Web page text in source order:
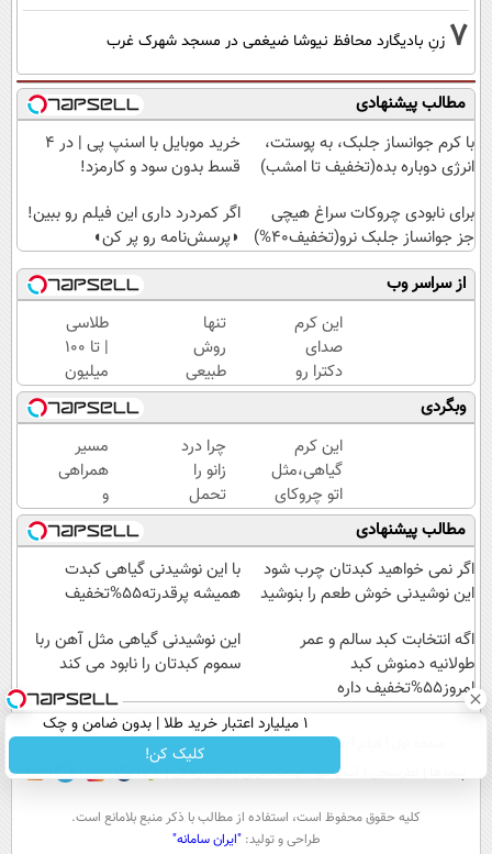
7 زنِ بادیگارد محافظ نیوشا ضیغمی در مسجد شهرک غرب
مطالب پیشنهادی
با کرم جوانساز جلبک، به پوستت،
انرژی دوباره بده(تخفیف تا امشب)
خرید موبایل با اسنپ پی | در ۴
قسط بدون سود و کارمزد!
برای نابودی چروکات سراغ هیچی
جز جوانساز جلبک نرو(تخفیف40%)
اگر کمردرد داری این فیلم رو ببین!
◗پرسش‌نامه رو پر کن◖
از سراسر وب
این کرم
صدای
دکترا رو
در اورده
😳
چون
دیگه
نیازی
نداری
بوتاکس
کنی!!!
تنها
روش
طبیعی
که
پوستت
رو
بصورت
عمقی
ابرسانی
و نرم
میکنه
طلاسی
| تا 100
میلیون
وام
آنی
خرید
طلا💰
ثبت
نام
کن!
وبگردی
این کرم
گیاهی،مثل
اتو چروکای
پوستتوصاف
میکنه!50%تخفیف
چرا درد
زانو را
تحمل
می‌کنی؟
خیلی
ساده
درمنزل
کن
مسیر
همراهی
و
گزارش
عملکرد
گروه
اسنپ
۱۴۰۴
مطالب پیشنهادی
اگر نمی خواهید کبدتان چرب شود
این نوشیدنی خوش طعم را بنوشید
با این نوشیدنی گیاهی کبدت
همیشه پرقدرته55%تخفیف
اگه انتخابت کبد سالم و عمر
طولانیه دمنوش کبد
امروز55%تخفیف داره
این نوشیدنی گیاهی مثل آهن ربا
سموم کبدتان را نابود می کند
۱ میلیارد اعتبار خرید طلا | بدون ضامن و چک
کلیک کن!
عصر ایران۲ درباره عصرایران تماس با ما
آب و هوا اوقات شرعی سواد زندگی
كليه حقوق محفوظ است، استفاده از مطالب با ذكر منبع بلامانع است.
طراحی و تولید:"ایران سامانه"